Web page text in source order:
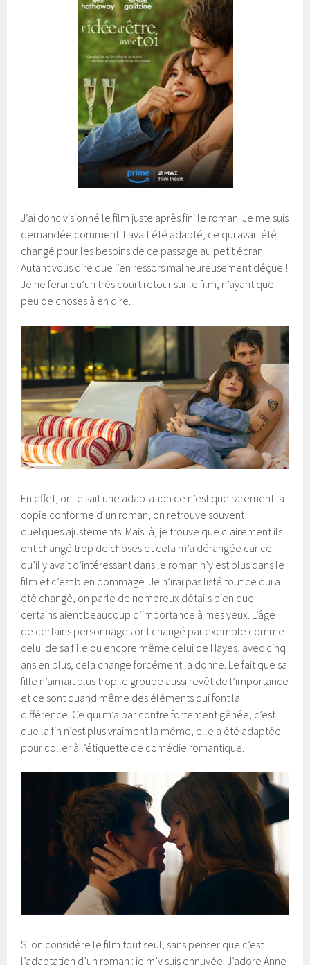
J’ai donc visionné le film juste après fini le roman. Je me suis
demandée comment il avait été adapté, ce qui avait été
changé pour les besoins de ce passage au petit écran.
Autant vous dire que j’en ressors malheureusement déçue !
Je ne ferai qu’un très court retour sur le film, n’ayant que
peu de choses à en dire.
En effet, on le sait une adaptation ce n’est que rarement la
copie conforme d’un roman, on retrouve souvent
quelques ajustements. Mais là, je trouve que clairement ils
ont changé trop de choses et cela m’a dérangée car ce
qu’il y avait d’intéressant dans le roman n’y est plus dans le
film et c’est bien dommage. Je n’irai pas listé tout ce qui a
été changé, on parle de nombreux détails bien que
certains aient beaucoup d’importance à mes yeux. L’âge
de certains personnages ont changé par exemple comme
celui de sa fille ou encore même celui de Hayes, avec cinq
ans en plus, cela change forcément la donne. Le fait que sa
fille n’aimait plus trop le groupe aussi revêt de l’importance
et ce sont quand même des éléments qui font la
différence. Ce qui m’a par contre fortement gênée, c’est
que la fin n’est plus vraiment la même, elle a été adaptée
pour coller à l’étiquette de comédie romantique.
Si on considère le film tout seul, sans penser que c’est
l’adaptation d’un roman : je m’y suis ennuyée. J’adore Anne